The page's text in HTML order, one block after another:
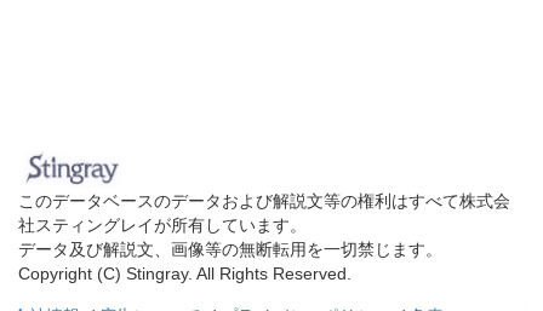
このデータベースのデータおよび解説文等の権利はすべて株式会
社スティングレイが所有しています。
データ及び解説文、画像等の無断転用を一切禁じます。
Copyright (C) Stingray. All Rights Reserved.